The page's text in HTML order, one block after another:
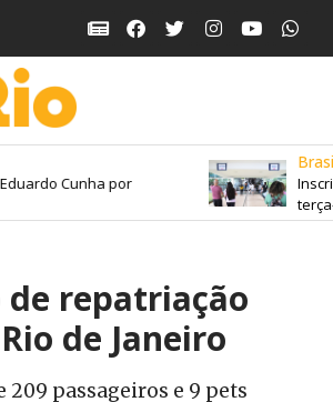
Cunha por
Brasil
de repatriação
de Janeiro
209 passageiros e 9 pets